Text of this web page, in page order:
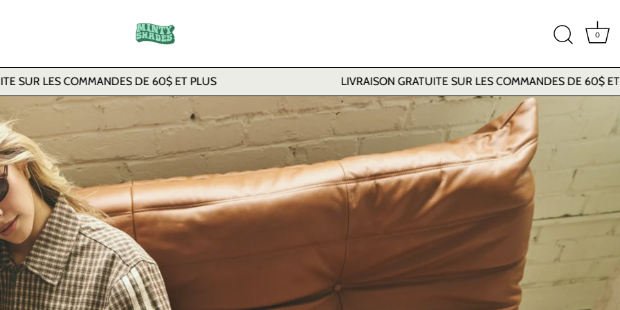
0
DE 60$ ET PLUS LIVRAISON GRATUITE SUR LES COMMANDES DE 60$ ET PLUS